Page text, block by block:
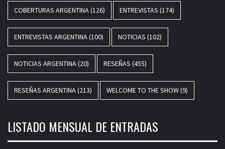
COBERTURAS ARGENTINA(126) ENTREVISTAS (174)
ENTREVISTAS ARGENTINA(100) NOTICIAS (102)
NOTICIAS ARGENTINA(20) RESEÑAS (455)
RESEÑAS ARGENTINA(213) WELCOME TO THE SHOW(9)
LISTADO MENSUAL DE ENTRADAS